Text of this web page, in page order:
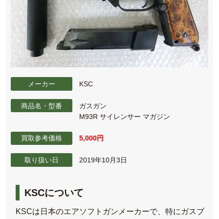
メーカー KSC
商品名・型番
ガスガン
M93R サイレンサー マガジン
買取参考価格 5,000円
取り扱い日 2019年10月3日
KSCについて
KSCは日本のエアソフトガンメーカーで、特にガスブ